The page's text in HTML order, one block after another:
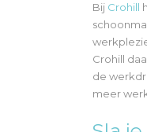
Bij Crohill
Crohill
de
meer